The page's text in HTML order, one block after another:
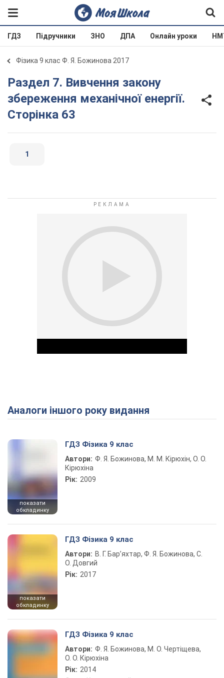
ГДЗ Підручники ЗНО ДПА Онлайн уроки
Фізика 9 клас Ф. Я. Божинова 2017
Раздел 7. Вивчення закону
збереження механічної енергії.
Сторінка 63
1
Play Video
Аналоги іншого року видання
показати
обкладинку
ГДЗ Фізика 9 клас
Автори: Ф. Я. Божинова, М. М. Кірюхін, О. О.
Кірюхіна
Рік: 2009
показати
обкладинку
ГДЗ Фізика 9 клас
Автори: В. Г. Бар’яхтар, Ф. Я. Божинова, С.
О. Довгий
Рік: 2017
ГДЗ Фізика 9 клас
Автори: Ф. Я. Божинова, М. О. Чертіщева,
О. О. Кірюхіна
Рік: 2014